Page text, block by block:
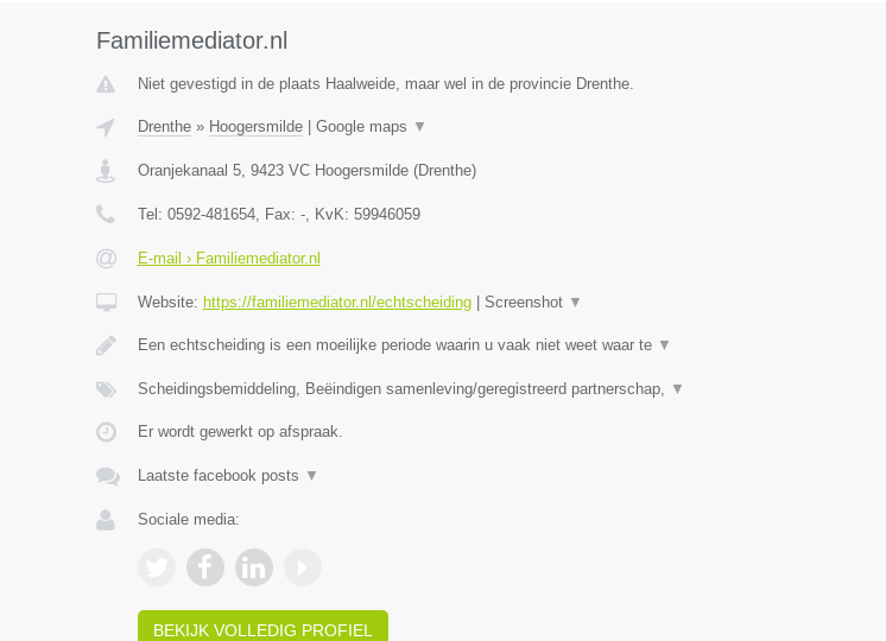
Familiemediator.nl
Niet gevestigd in de plaats Haalweide, maar wel in de provincie Drenthe.
Drenthe» Hoogersmilde| Google maps ▼
Oranjekanaal 5, 9423 VC Hoogersmilde(Drenthe)
Tel: 0592-481654, Fax: -, KvK: 59946059
E-mail › Familiemediator.nl
Website: https://familiemediator.nl/echtscheiding| Screenshot ▼
Een echtscheiding is een moeilijke periode waarin u vaak niet weet waar te ▼
Scheidingsbemiddeling, Beëindigen samenleving/geregistreerd partnerschap, ▼
Er wordt gewerkt op afspraak.
Laatste facebook posts ▼
Sociale media:
BEKIJK VOLLEDIG PROFIEL